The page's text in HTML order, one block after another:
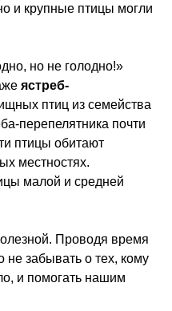
и крупные птицы могли
но не голодно!»
ястреб-
птиц из семейства
перепелятника почти
птицы обитают
местностях.
малой и средней
Проводя время
не забывать о тех, кому
и помогать нашим